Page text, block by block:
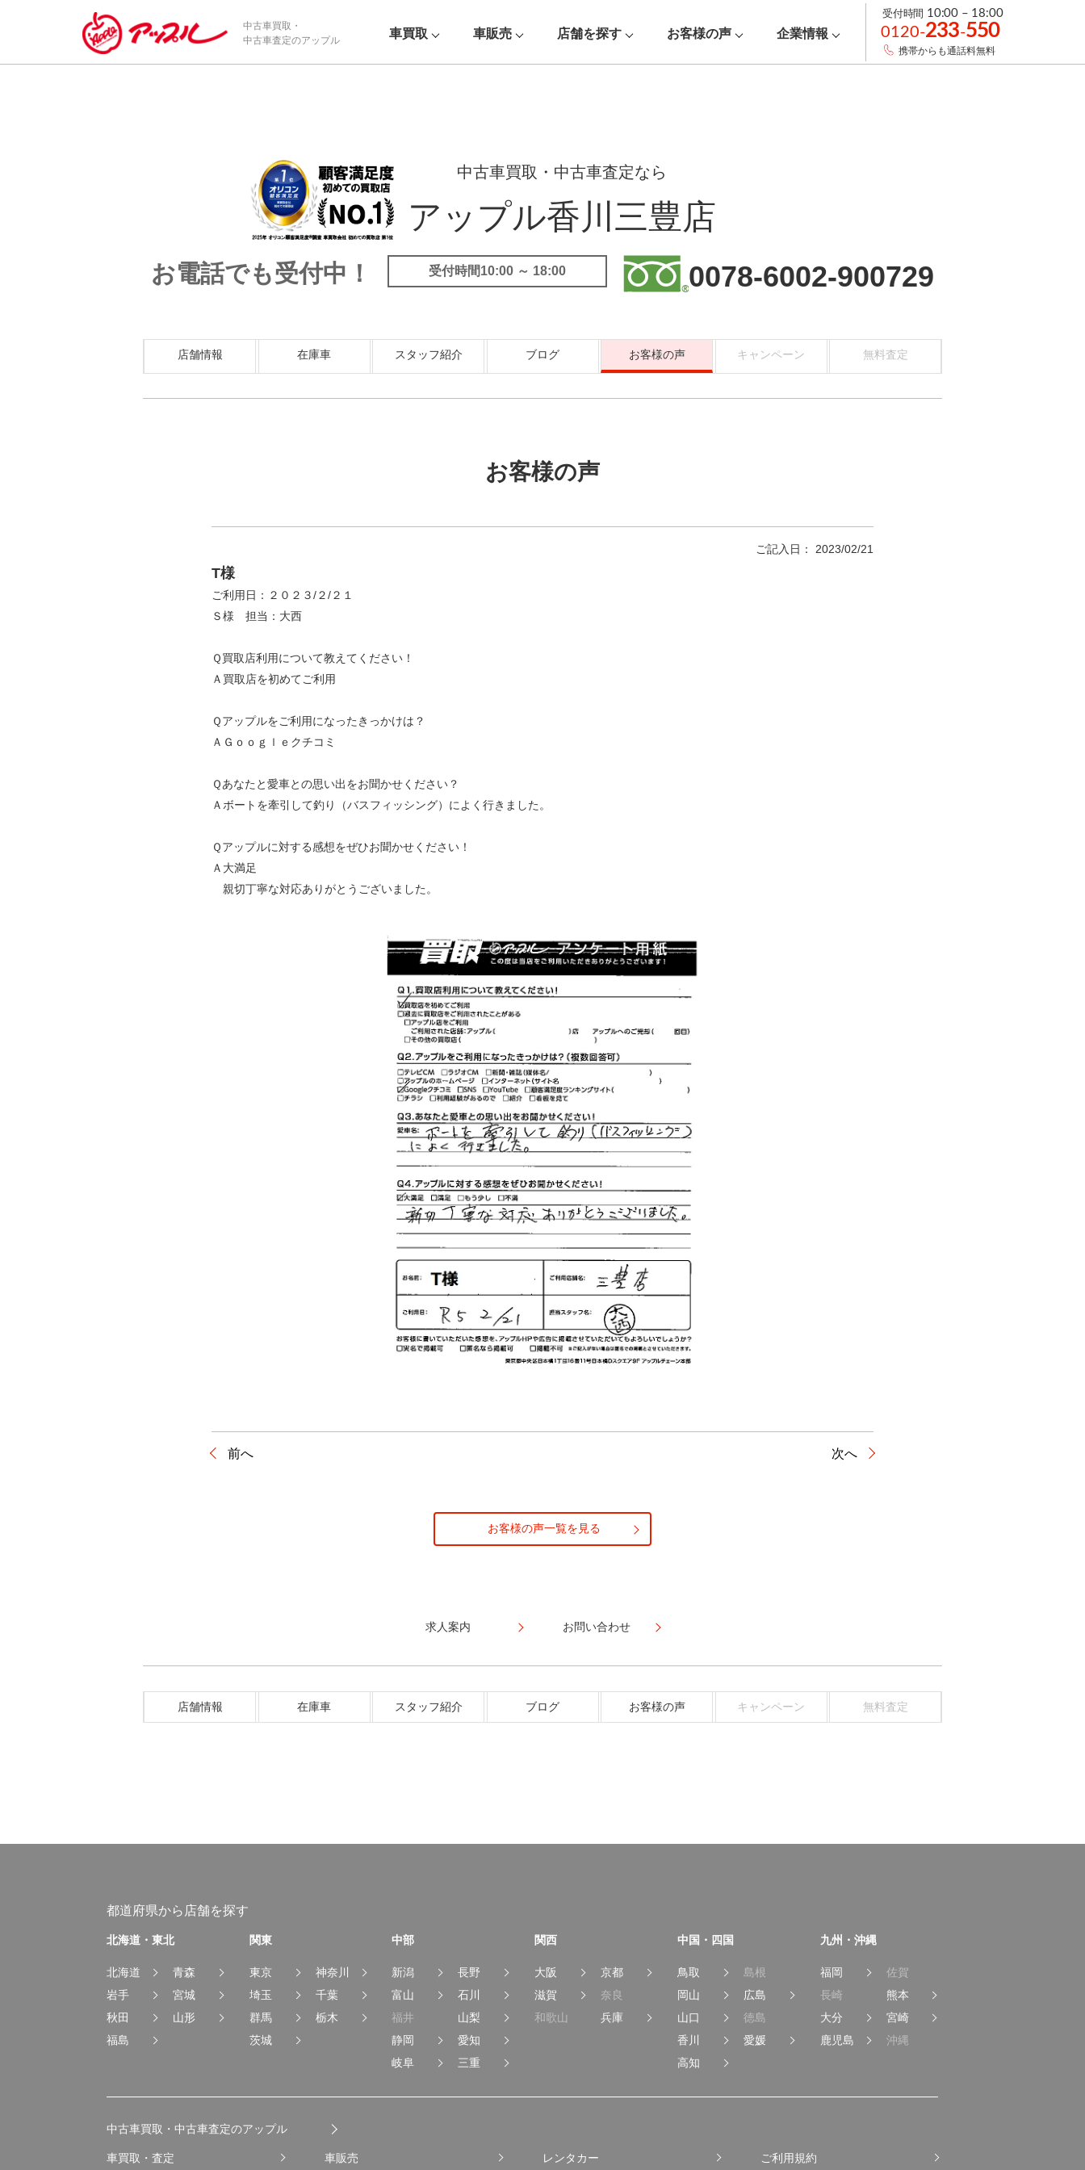
/*ABテスト_新規査定フォームの為のCVボタン*/
中古車買取・
中古車査定のアップル
車買取 車販売 店舗を探す お客様の声 企業情報
受付時間 10:00 – 18:00
0120-233-550
携帯からも通話料無料
中古車買取・中古車査定なら
アップル香川三豊店
お電話でも受付中！ 受付時間10:00 ～ 18:00 0078-6002-900729
店舗情報 在庫車 スタッフ紹介 ブログ お客様の声 キャンペーン 無料査定
お客様の声
ご記入日： 2023/02/21
T様
ご利用日：２０２３/２/２１
Ｓ様 担当：大西
Ｑ買取店利用について教えてください！
Ａ買取店を初めてご利用
Ｑアップルをご利用になったきっかけは？
ＡＧｏｏｇｌｅクチコミ
Ｑあなたと愛車との思い出をお聞かせください？
Ａボートを牽引して釣り（バスフィッシング）によく行きました。
Ｑアップルに対する感想をぜひお聞かせください！
Ａ大満足
親切丁寧な対応ありがとうございました。
前へ 次へ
お客様の声一覧を見る
求人案内 お問い合わせ
店舗情報 在庫車 スタッフ紹介 ブログ お客様の声 キャンペーン 無料査定
都道府県から店舗を探す
北海道・東北
北海道
青森
岩手
宮城
秋田
山形
福島
関東
東京
神奈川
埼玉
千葉
群馬
栃木
茨城
中部
新潟
長野
富山
石川
福井
山梨
静岡
愛知
岐阜
三重
関西
大阪
京都
滋賀
奈良
和歌山
兵庫
中国・四国
鳥取
島根
岡山
広島
山口
徳島
香川
愛媛
高知
九州・沖縄
福岡
佐賀
長崎
熊本
大分
宮崎
鹿児島
沖縄
中古車買取・中古車査定のアップル
車買取・査定 車販売 レンタカー ご利用規約